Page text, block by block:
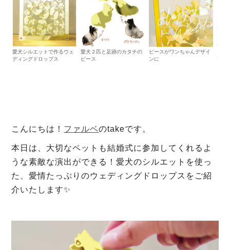
愛犬シルエットで作るウェ
ディングドロップス
愛犬２匹と足跡のカタチの
ピース
ピースがワンちゃんデザイ
ンに
でキ
こんにちは！ ファルベのtakeです。
本日は、大切なペットも結婚式に参加してくれるよ
うな素敵な演出ができる！愛犬のシルエットを使っ
た、愛情たっぷりのウェディングドロップスをご紹
介いたします✨